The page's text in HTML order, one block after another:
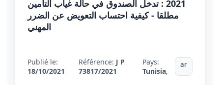
2021 : تدخل الصندوق في حالة غياب التأمين
مطلقا - كيفية احتساب التعويض عن الضرر
المهني
Publié le:
18/10/2021
Référence: J P
73817/2021
Pays:
Tunisia,
ar